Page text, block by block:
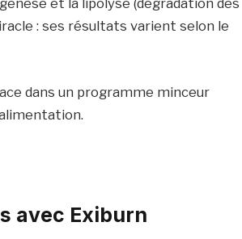
: ses résultats varient selon le
dans un programme minceur
avec Exiburn